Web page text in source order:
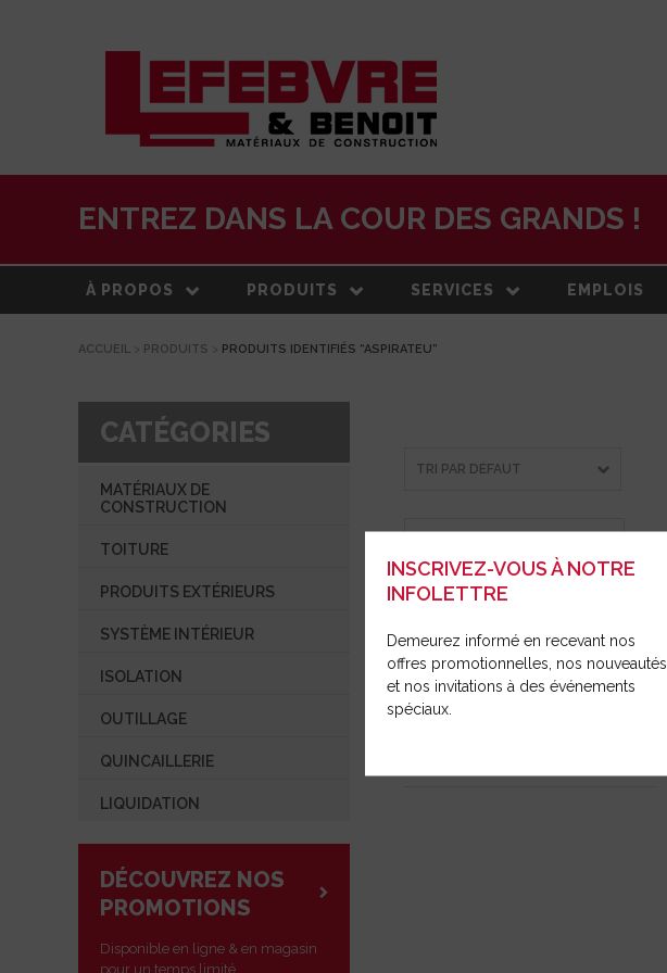
ENTREZ DANS LA COUR DES GRANDS !
À PROPOS
À PROPOS
ÉQUIPE
COMMUNIQUÉ DE PRESSE
OUVRIR UN COMPTE
PRODUITS
MATÉRIAUX DE
SERVICES
LIVRAISON
EMPLOIS
ACCUEIL > PRODUITS > PRODUITS IDENTIFIÉS “ASPIRATEU”
CATÉGORIES
MATÉRIAUX DE
CONSTRUCTION
TOITURE
PRODUITS EXTÉRIEURS
SYSTÈME INTÉRIEUR
ISOLATION
OUTILLAGE
QUINCAILLERIE
LIQUIDATION
DÉCOUVREZ NOS
PROMOTIONS
Disponible en ligne & en magasin
pour un temps limité.
P-70378 ADAPTEUR OUTIL
INSCRIVEZ-VOUS À NOTRE
INFOLETTRE
Demeurez informé en recevant nos
offres promotionnelles, nos nouveautés
et nos invitations à des événements
spéciaux.